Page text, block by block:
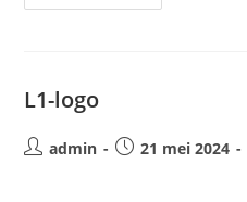
Logo
L1-logo
Bericht
admin
Bericht21 mei 2024